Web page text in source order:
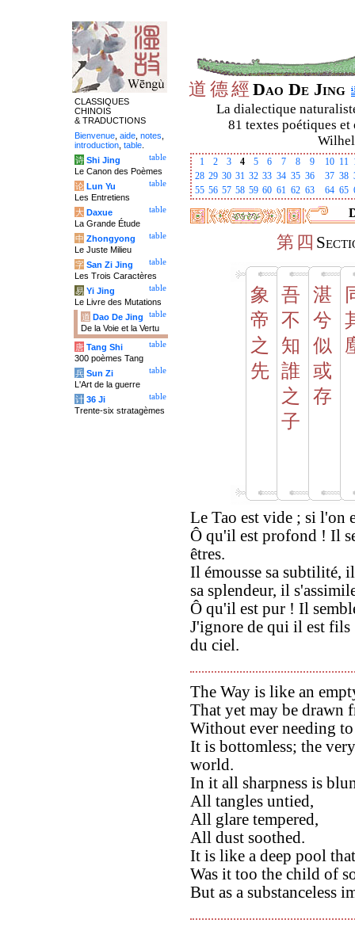
道 德經 Dao De Jing
La dialectique
81 textes poétiques
1 2 3 4 5 6 7 8 9 10 11
28 29 30 31 32 33 34 35 36 37 38
55 56 57 58 59 60 61 62 63 64 65
第 四
象
帝
之
先
吾
不
知
誰
之
子
湛
兮
似
或
存
Le Tao est vide ; si l'on
Ô qu'il est profond ! Il
êtres.
Il émousse sa subtilité,
sa splendeur, il
Ô qu'il est pur ! Il
J'ignore de qui il est fils
du ciel.
The Way is like an
That yet may be drawn
Without ever needing
It is bottomless; the
world.
In it all sharpness is
All tangles untied,
All glare tempered,
All dust soothed.
It is like a deep pool
Was it too the child of
But as a substanceless
CLASSIQUES
CHINOIS
& TRADUCTIONS
Bienvenue aide notes
introduction table
table
诗 Shi Jing
Le Canon des Poèmes
table
论 Lun Yu
Les Entretiens
table
大 Daxue
La Grande Étude
table
中 Zhongyong
Le Juste Milieu
table
字 San Zi Jing
Les Trois Caractères
table
易 Yi Jing
Le Livre des Mutations
table
道 Dao De Jing
De la Voie et la Vertu
table
唐 Tang Shi
300 poèmes Tang
table
兵 Sun Zi
L'Art de la guerre
table
计 36 Ji
Trente-six stratagèmes